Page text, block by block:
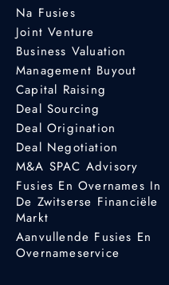
Na Fusies
Joint Venture
Business Valuation
Management Buyout
Capital Raising
Deal Sourcing
Deal Origination
Deal Negotiation
M&A SPAC Advisory
Fusies En Overnames In
De Zwitserse Financiële
Markt
Aanvullende Fusies En
Overnameservice